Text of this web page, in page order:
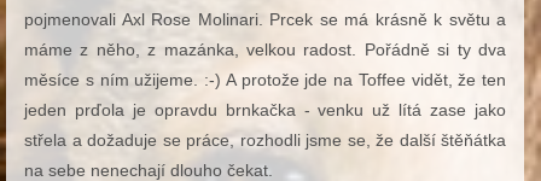
pojmenovali Axl Rose Molinari. Prcek se má krásně k světu a
máme z něho, z mazánka, velkou radost. Pořádně si ty dva
měsíce s ním užijeme. :-) A protože jde na Toffee vidět, že ten
jeden prďola je opravdu brnkačka - venku už lítá zase jako
střela a dožaduje se práce, rozhodli jsme se, že další štěňátka
na sebe nenechají dlouho čekat.